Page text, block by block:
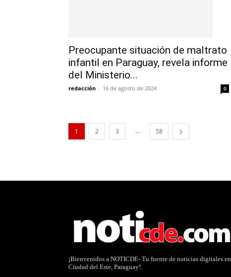
Preocupante situación de maltrato
infantil en Paraguay, revela informe
del Ministerio...
redacción - 16 de agosto de 2024 0
1 2 3 ... 58
¡Bienvenidos a NOTICDE- Tu fuente de noticias digitales en
Ciudad del Este, Paraguay!.